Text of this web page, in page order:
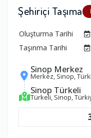
Şehiriçi Taşıma
Oluşturma Tarihi
Taşınma Tarihi
Sinop Merkez
Merkez, Sinop,
Sinop Türkeli
Türkeli, Sinop,